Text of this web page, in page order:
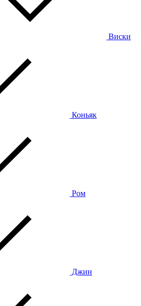
Виски
Коньяк
Ром
Джин